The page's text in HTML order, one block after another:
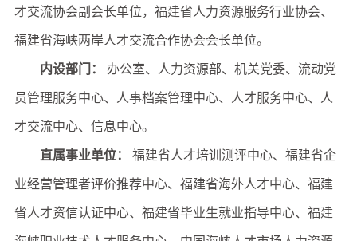
才交流协会副会长单位，福建省人力资源服务行业协会、
福建省海峡两岸人才交流合作协会会长单位。
内设部门： 办公室、人力资源部、机关党委、流动党
员管理服务中心、人事档案管理中心、人才服务中心、人
才交流中心、信息中心。
直属事业单位： 福建省人才培训测评中心、福建省企
业经营管理者评价推荐中心、福建省海外人才中心、福建
省人才资信认证中心、福建省毕业生就业指导中心、福建